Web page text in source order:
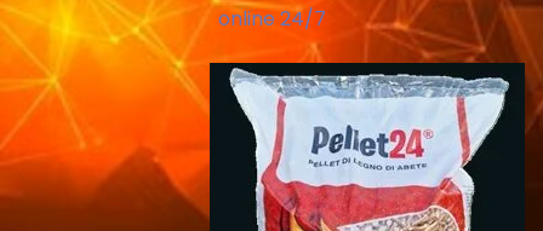
online 24/7